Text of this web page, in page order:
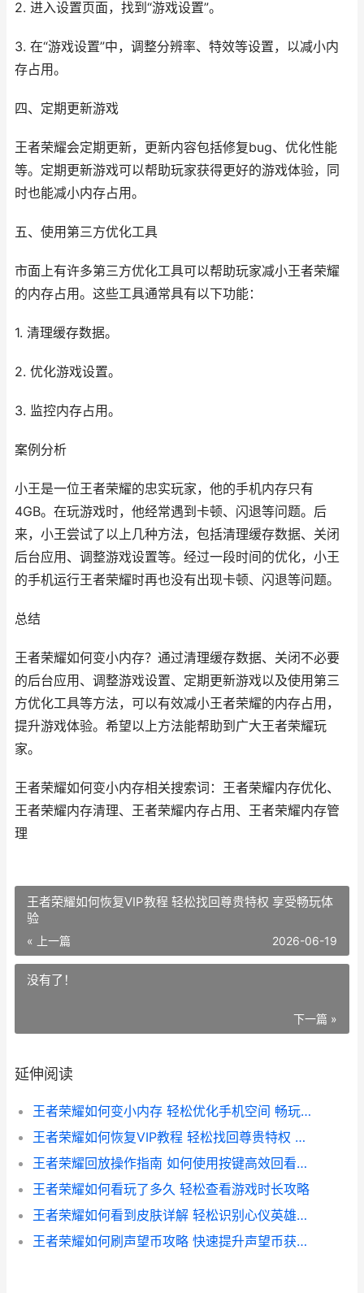
2. 进入设置页面，找到“游戏设置”。
3. 在“游戏设置”中，调整分辨率、特效等设置，以减小内
存占用。
四、定期更新游戏
王者荣耀会定期更新，更新内容包括修复bug、优化性能
等。定期更新游戏可以帮助玩家获得更好的游戏体验，同
时也能减小内存占用。
五、使用第三方优化工具
市面上有许多第三方优化工具可以帮助玩家减小王者荣耀
的内存占用。这些工具通常具有以下功能：
1. 清理缓存数据。
2. 优化游戏设置。
3. 监控内存占用。
案例分析
小王是一位王者荣耀的忠实玩家，他的手机内存只有
4GB。在玩游戏时，他经常遇到卡顿、闪退等问题。后
来，小王尝试了以上几种方法，包括清理缓存数据、关闭
后台应用、调整游戏设置等。经过一段时间的优化，小王
的手机运行王者荣耀时再也没有出现卡顿、闪退等问题。
总结
王者荣耀如何变小内存？通过清理缓存数据、关闭不必要
的后台应用、调整游戏设置、定期更新游戏以及使用第三
方优化工具等方法，可以有效减小王者荣耀的内存占用，
提升游戏体验。希望以上方法能帮助到广大王者荣耀玩
家。
王者荣耀如何变小内存相关搜索词：王者荣耀内存优化、
王者荣耀内存清理、王者荣耀内存占用、王者荣耀内存管
理
王者荣耀如何恢复VIP教程 轻松找回尊贵特权 享受畅玩体
验
« 上一篇 2026-06-19
没有了！
下一篇 »
延伸阅读
王者荣耀如何变小内存 轻松优化手机空间 畅玩无忧攻略
王者荣耀如何恢复VIP教程 轻松找回尊贵特权 享受畅玩体验
王者荣耀回放操作指南 如何使用按键高效回看精彩瞬间
王者荣耀如何看玩了多久 轻松查看游戏时长攻略
王者荣耀如何看到皮肤详解 轻松识别心仪英雄的华丽变身
王者荣耀如何刷声望币攻略 快速提升声望币获取技巧详解